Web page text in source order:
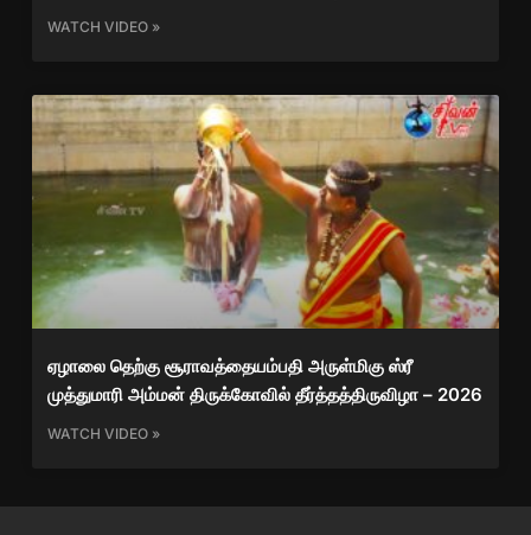
WATCH VIDEO »
ஏழாலை தெற்கு சூராவத்தையம்பதி அருள்மிகு ஸ்ரீ
முத்துமாரி அம்மன் திருக்கோவில் தீர்த்தத்திருவிழா – 2026
WATCH VIDEO »